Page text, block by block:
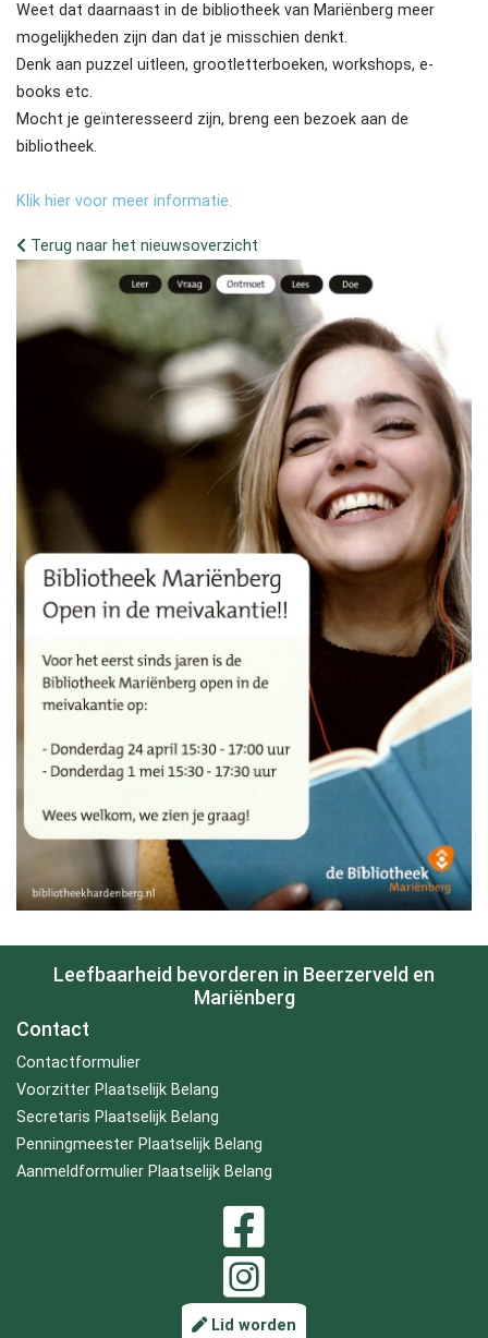
Weet dat daarnaast in de bibliotheek van Mariënberg meer
mogelijkheden zijn dan dat je misschien denkt.
Denk aan puzzel uitleen, grootletterboeken, workshops, e-
books etc.
Mocht je geïnteresseerd zijn, breng een bezoek aan de
bibliotheek.
Klik hier voor meer informatie.
Terug naar het nieuwsoverzicht
Leefbaarheid bevorderen in Beerzerveld en
Mariënberg
Contact
Contactformulier
Voorzitter Plaatselijk Belang
Secretaris Plaatselijk Belang
Penningmeester Plaatselijk Belang
Aanmeldformulier Plaatselijk Belang
Lid worden